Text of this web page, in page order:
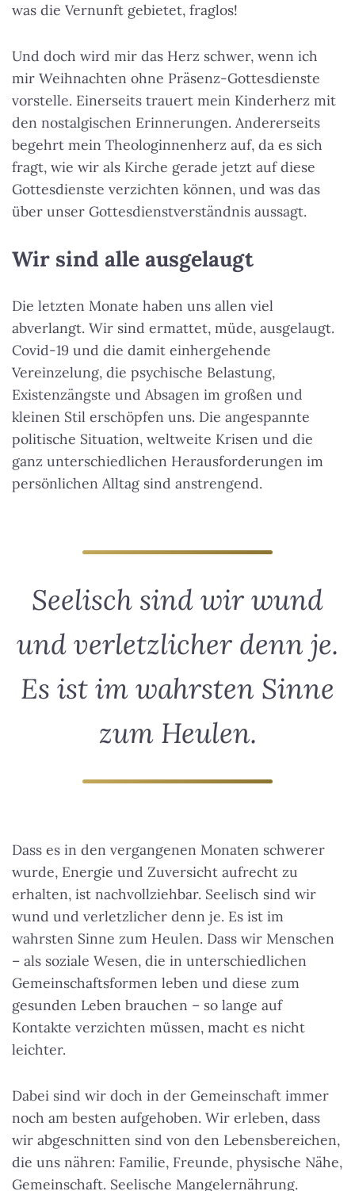
was die Vernunft gebietet, fraglos!
Und doch wird mir das Herz schwer, wenn ich
mir Weihnachten ohne Präsenz-Gottesdienste
vorstelle. Einerseits trauert mein Kinderherz mit
den nostalgischen Erinnerungen. Andererseits
begehrt mein Theologinnenherz auf, da es sich
fragt, wie wir als Kirche gerade jetzt auf diese
Gottesdienste verzichten können, und was das
über unser Gottesdienstverständnis aussagt.
Wir sind alle ausgelaugt
Die letzten Monate haben uns allen viel
abverlangt. Wir sind ermattet, müde, ausgelaugt.
Covid-19 und die damit einhergehende
Vereinzelung, die psychische Belastung,
Existenzängste und Absagen im großen und
kleinen Stil erschöpfen uns. Die angespannte
politische Situation, weltweite Krisen und die
ganz unterschiedlichen Herausforderungen im
persönlichen Alltag sind anstrengend.
Seelisch sind wir wund
und verletzlicher denn je.
Es ist im wahrsten Sinne
zum Heulen.
Dass es in den vergangenen Monaten schwerer
wurde, Energie und Zuversicht aufrecht zu
erhalten, ist nachvollziehbar. Seelisch sind wir
wund und verletzlicher denn je. Es ist im
wahrsten Sinne zum Heulen. Dass wir Menschen
– als soziale Wesen, die in unterschiedlichen
Gemeinschaftsformen leben und diese zum
gesunden Leben brauchen – so lange auf
Kontakte verzichten müssen, macht es nicht
leichter.
Dabei sind wir doch in der Gemeinschaft immer
noch am besten aufgehoben. Wir erleben, dass
wir abgeschnitten sind von den Lebensbereichen,
die uns nähren: Familie, Freunde, physische Nähe,
Gemeinschaft. Seelische Mangelernährung.